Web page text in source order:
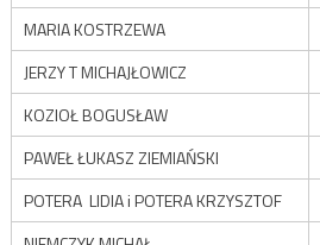
MARIA KOSTRZEWA
JERZY T MICHAJŁOWICZ
KOZIOŁ BOGUSŁAW
PAWEŁ ŁUKASZ ZIEMIAŃSKI
POTERA LIDIA i POTERA KRZYSZTOF